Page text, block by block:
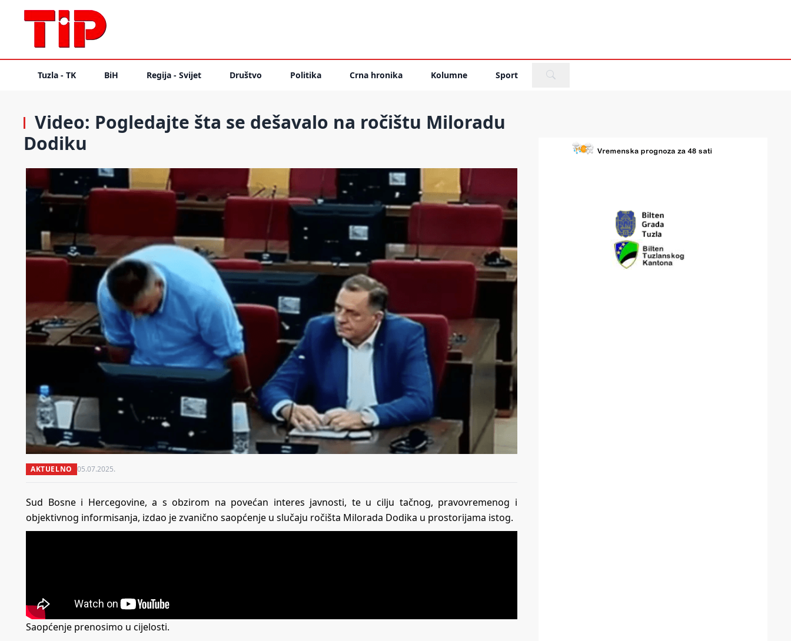
Tuzla - TK BiH Regija - Svijet Društvo Politika Crna hronika Kolumne Sport
Video: Pogledajte šta se dešavalo na ročištu Miloradu
Dodiku
AKTUELNO 05.07.2025.
Sud Bosne i Hercegovine, a s obzirom na povećan interes javnosti, te u cilju tačnog, pravovremenog i
objektivnog informisanja, izdao je zvanično saopćenje u slučaju ročišta Milorada Dodika u prostorijama istog.
Saopćenje prenosimo u cijelosti.